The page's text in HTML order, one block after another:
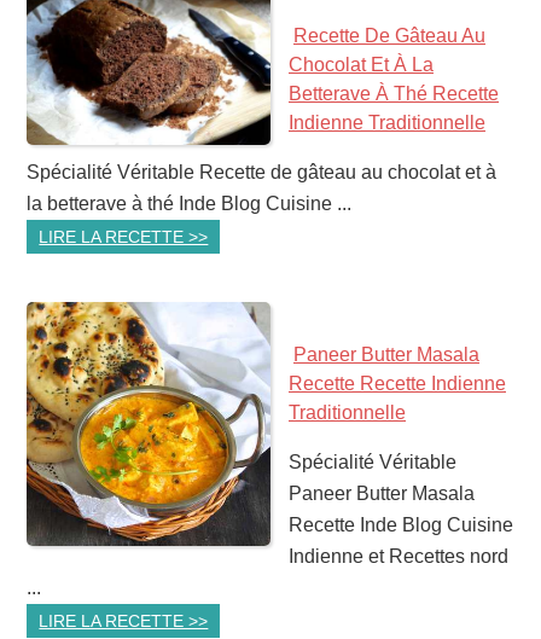
Recette De Gâteau Au
Chocolat Et À La
Betterave À Thé Recette
Indienne Traditionnelle
Spécialité Véritable Recette de gâteau au chocolat et à
la betterave à thé Inde Blog Cuisine ...
LIRE LA RECETTE >>
Paneer Butter Masala
Recette Recette Indienne
Traditionnelle
Spécialité Véritable
Paneer Butter Masala
Recette Inde Blog Cuisine
Indienne et Recettes nord
...
LIRE LA RECETTE >>